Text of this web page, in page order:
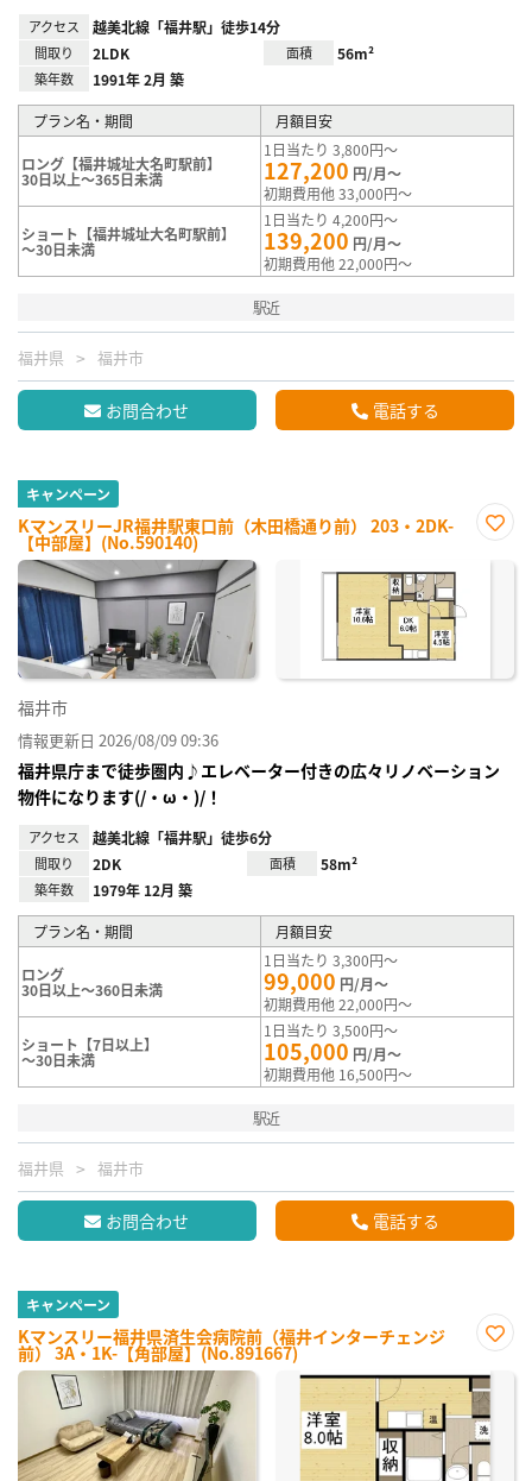
アクセス 越美北線「福井駅」徒歩14分
間取り 2LDK 面積 56m²
築年数 1991年 2月 築
プラン名・期間 月額目安
ロング【福井城址大名町駅前】
30日以上～365日未満
1日当たり 3,800円～
127,200 円/月～
初期費用他 33,000円～
ショート【福井城址大名町駅前】
～30日未満
1日当たり 4,200円～
139,200 円/月～
初期費用他 22,000円～
駅近
福井県 福井市
お問合わせ 電話する
キャンペーン
KマンスリーJR福井駅東口前（木田橋通り前） 203・2DK-
【中部屋】(No.590140)
に入
福井市
情報更新日 2026/08/09 09:36
福井県庁まで徒歩圏内♪エレベーター付きの広々リノベーション
物件になります(/・ω・)/！
アクセス 越美北線「福井駅」徒歩6分
間取り 2DK 面積 58m²
築年数 1979年 12月 築
プラン名・期間 月額目安
ロング
30日以上～360日未満
1日当たり 3,300円～
99,000 円/月～
初期費用他 22,000円～
ショート【7日以上】
～30日未満
1日当たり 3,500円～
105,000 円/月～
初期費用他 16,500円～
駅近
福井県 福井市
お問合わせ 電話する
キャンペーン
Kマンスリー福井県済生会病院前（福井インターチェンジ
前） 3A・1K-【角部屋】(No.891667)
に入
り登
録